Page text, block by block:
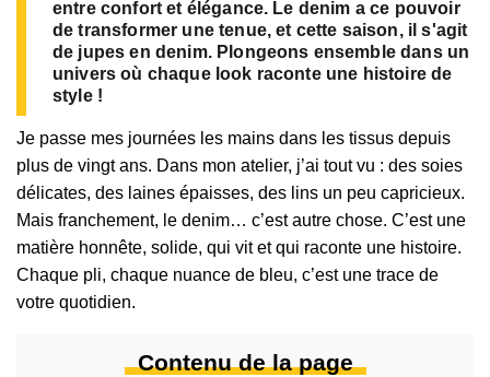
entre confort et élégance. Le denim a ce pouvoir
de transformer une tenue, et cette saison, il s'agit
de jupes en denim. Plongeons ensemble dans un
univers où chaque look raconte une histoire de
style !
Je passe mes journées les mains dans les tissus depuis
plus de vingt ans. Dans mon atelier, j’ai tout vu : des soies
délicates, des laines épaisses, des lins un peu capricieux.
Mais franchement, le denim… c’est autre chose. C’est une
matière honnête, solide, qui vit et qui raconte une histoire.
Chaque pli, chaque nuance de bleu, c’est une trace de
votre quotidien.
Contenu de la page